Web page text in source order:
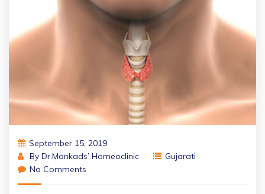
September 15, 2019
By Dr.Mankads’ Homeoclinic
Gujarati
No Comments